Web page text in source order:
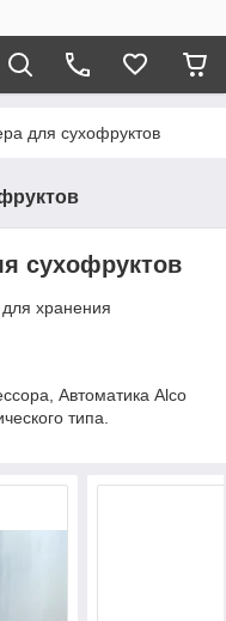
для сухофруктов
сухофруктов
хранения
Автоматика Alco
типа.